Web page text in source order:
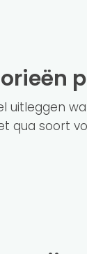
uitleggen
qua soort